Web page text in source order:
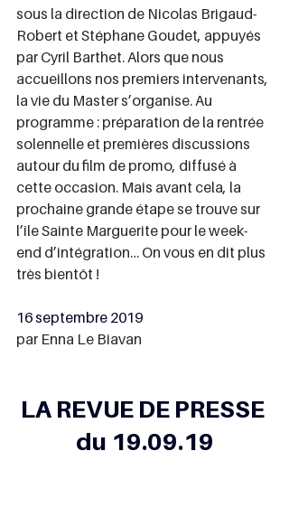
sous la direction de Nicolas Brigaud-
Robert et Stéphane Goudet, appuyés
par Cyril Barthet. Alors que nous
accueillons nos premiers intervenants,
la vie du Master s’organise. Au
programme : préparation de la rentrée
solennelle et premières discussions
autour du film de promo, diffusé à
cette occasion. Mais avant cela, la
prochaine grande étape se trouve sur
l’île Sainte Marguerite pour le week-
end d’intégration… On vous en dit plus
très bientôt !
16 septembre 2019
par Enna Le Biavan
LA REVUE DE PRESSE
du 19.09.19